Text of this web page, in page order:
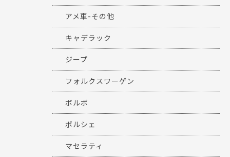
アメ車-その他
キャデラック
ジープ
フォルクスワーゲン
ボルボ
ポルシェ
マセラティ